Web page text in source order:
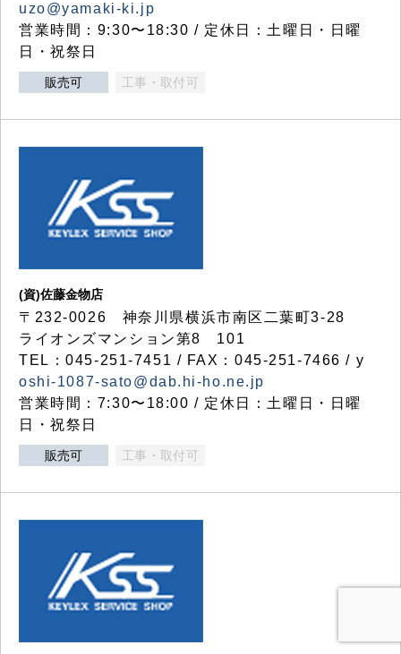
uzo@yamaki-ki.jp
営業時間：9:30〜18:30 / 定休日：土曜日・日曜
日・祝祭日
販売可 工事・取付可
(資)佐藤金物店
〒232-0026 神奈川県横浜市南区二葉町3-28
ライオンズマンション第8 101
TEL：045-251-7451 / FAX：045-251-7466 / y
oshi-1087-sato@dab.hi-ho.ne.jp
営業時間：7:30〜18:00 / 定休日：土曜日・日曜
日・祝祭日
販売可 工事・取付可